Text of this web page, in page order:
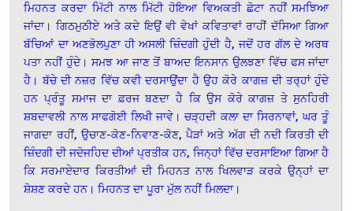
ਮਿਹਨਤ ਕਰਦਾ ਮਿੱਟੀ ਨਾਲ ਮਿੱਟੀ ਹੋਇਆ ਵਿਅਕਤੀ ਛੋਟਾ ਨਹੀਂ ਸਮਝਿਆ
ਜਾਂਦਾ। ਗਿਠਮੁਠੀਏ ਅਤੇ ਕਦੇ ਇਉਂ ਵੀ ਵੇਖਾਂ ਕਵਿਤਾਵਾਂ ਰਾਹੀਂ ਦੱਸਿਆ ਗਿਆ
ਬੱਚਿਆਂ ਦਾ ਅਣਭੋਲਪੁਣਾ ਹੀ ਅਸਲੀ ਜ਼ਿੰਦਗੀ ਹੁੰਦੀ ਹੈ, ਜਦੋਂ ਹਰ ਗੱਲ ਦੇ ਅਰਥ
ਪਤਾ ਨਹੀਂ ਹੁੰਦੇ। ਸਮਝ ਆ ਜਾਣ ਤੋਂ ਬਾਅਦ ਇਨਸਾਨ ਉਲਝਣਾ ਵਿੱਚ ਫਸ ਜਾਂਦਾ
ਹੈ। ਬੱਚੇ ਦੀ ਨਜ਼ਰ ਵਿੱਚ ਕਵੀ ਦਰਸਾਉਂਦਾ ਹੈ ਉਹ ਕੋਰੇ ਕਾਗਜ਼ ਦੀ ਤਰ੍ਹਾਂ ਹੁੰਦੇ
ਹਨ ਪ੍ਰੰਤੂ ਸਮਾਜ ਦਾ ਫ਼ਰਜ ਬਣਦਾ ਹੈ ਕਿ ਉਸ ਕੋਰੇ ਕਾਗਜ਼ ਤੇ ਸੁਨਹਿਰੀ
ਸ਼ਬਦਾਵਲੀ ਨਾਲ ਸਾਫਗੋਈ ਲਿਖੀ ਜਾਵੇ। ਚੜ੍ਹਦੀ ਕਲਾ ਦਾ ਸਿਰਨਾਵਾਂ, ਘਰ ਤੂੰ
ਜਾਗਦਾ ਰਹੀਂ, ਉਚਾਣ-ਕੋਣ-ਨਿਵਾਣ-ਕੋਣ, ਪੈੜਾਂ ਅਤੇ ਅੱਗ ਦੀ ਨਦੀ ਕਿਰਤੀ ਦੀ
ਜ਼ਿੰਦਗੀ ਦੀ ਜਦੋਜਹਿਦ ਦੀਆਂ ਪ੍ਰਤੀਕ ਹਨ, ਜਿਨ੍ਹਾਂ ਵਿੱਚ ਦਰਸਾਇਆ ਗਿਆ ਹੈ
ਕਿ ਸਰਮਾਏਦਾਰ ਕਿਰਤੀਆਂ ਦੀ ਮਿਹਨਤ ਨਾਲ ਖਿਲਵਾੜ ਕਰਕੇ ਉਨ੍ਹਾਂ ਦਾ
ਸ਼ੋਸ਼ਣ ਕਰਦੇ ਹਨ। ਮਿਹਨਤ ਦਾ ਪੂਰਾ ਮੁੱਲ ਨਹੀਂ ਮਿਲਦਾ।